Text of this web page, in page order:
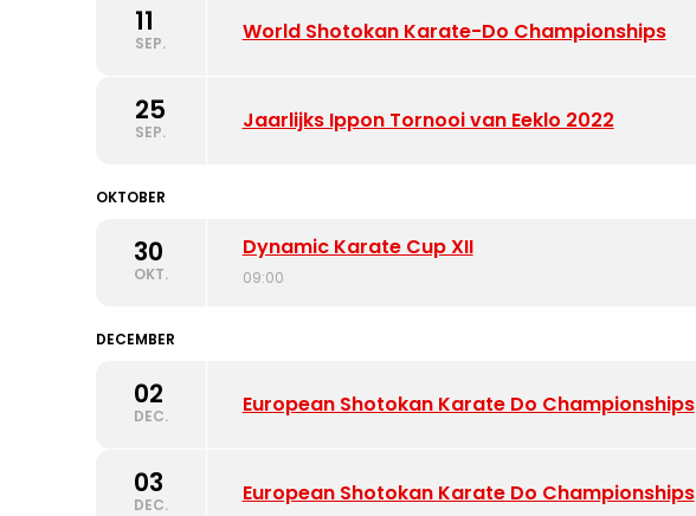
11
SEP. World Shotokan Karate-Do Championships
25
SEP. Jaarlijks Ippon Tornooi van Eeklo 2022
OKTOBER
30
OKT.
Dynamic Karate Cup XII
09:00
DECEMBER
02
DEC. European Shotokan Karate Do Championships
03
DEC. European Shotokan Karate Do Championships